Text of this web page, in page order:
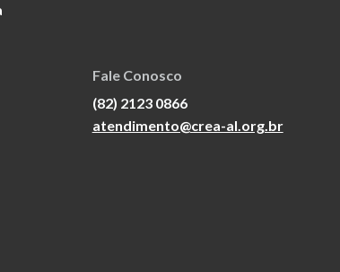
Fale Conosco
(82) 2123 0866
atendimento@crea-al.org.br